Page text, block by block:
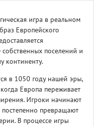
игра в реальном
Европейского
собственных поселений и
континенту.
в 1050 году нашей эры,
Европа переживает
Игроки начинают
превращают
В процессе игры